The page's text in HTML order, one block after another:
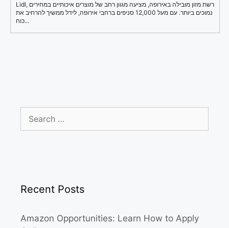
Lidl, רשת מזון מובילה באירופה, מציעה מגוון רחב של מוצרים איכותיים במחירים
נמוכים ביותר. עם מעל 12,000 סניפים ברחבי אירופה, לידל ממשיך להרחיב את
כוח...
Recent Posts
Amazon Opportunities: Learn How to Apply